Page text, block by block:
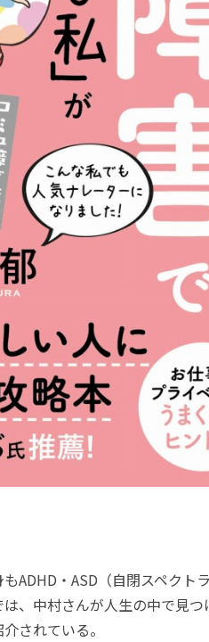
ADHD・ASD（自閉スペクト
、中村さんが人生の中で見つ
されている。